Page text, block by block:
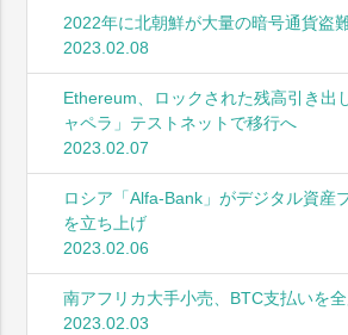
2022年に北朝鮮が大量の暗号通貨盗
2023.02.08
Ethereum、ロックされた残高引き出
ャペラ」テストネットで移行へ
2023.02.07
ロシア「Alfa-Bank」がデジタル資産
を立ち上げ
2023.02.06
南アフリカ大手小売、BTC支払いを
2023.02.03